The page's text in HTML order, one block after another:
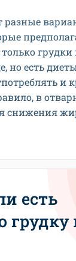
разные
грудки
но есть
и
в
снижения
есть
грудку